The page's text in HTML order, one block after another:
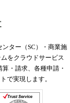
ター（SC）・商業施
をクラウドサービス
・請求、各種申請・
で実現します。